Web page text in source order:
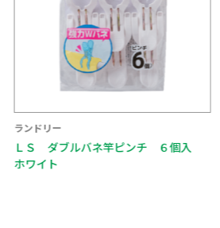
ランドリー
ＬＳ ダブルバネ竿ピンチ ６個入
ホワイト